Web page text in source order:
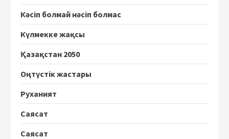
Кәсіп болмай нәсіп болмас
Күлмекке жақсы
Қазақстан 2050
Оңтүстік жастары
Руханият
Саясат
Саясат